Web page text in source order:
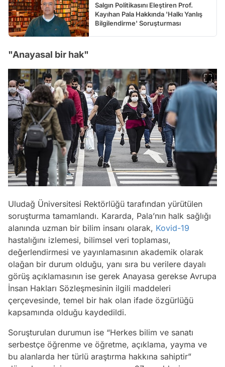
Salgın Politikasını Eleştiren Prof.
Kayıhan Pala Hakkında 'Halkı Yanlış
Bilgilendirme' Soruşturması
"Anayasal bir hak"
Uludağ Üniversitesi Rektörlüğü tarafından yürütülen
soruşturma tamamlandı. Kararda, Pala’nın halk sağlığı
alanında uzman bir bilim insanı olarak, Kovid-19
hastalığını izlemesi, bilimsel veri toplaması,
değerlendirmesi ve yayınlamasının akademik olarak
olağan bir durum olduğu, yanı sıra bu verilere dayalı
görüş açıklamasının ise gerek Anayasa gerekse Avrupa
İnsan Hakları Sözleşmesinin ilgili maddeleri
çerçevesinde, temel bir hak olan ifade özgürlüğü
kapsamında olduğu kaydedildi.
Soruşturulan durumun ise “Herkes bilim ve sanatı
serbestçe öğrenme ve öğretme, açıklama, yayma ve
bu alanlarda her türlü araştırma hakkına sahiptir”